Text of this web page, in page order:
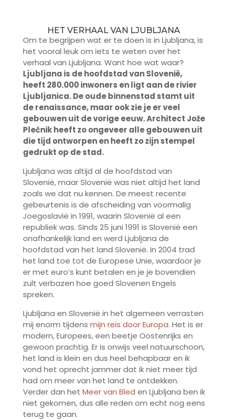
HET VERHAAL VAN LJUBLJANA
Om te begrijpen wat er te doen is in Ljubljana, is
het vooral leuk om iets te weten over het
verhaal van Ljubljana. Want hoe wat waar?
Ljubljana is de hoofdstad van Slovenië,
heeft 280.000 inwoners en ligt aan de rivier
Ljubljanica. De oude binnenstad stamt uit
de renaissance, maar ook zie je er veel
gebouwen uit de vorige eeuw. Architect Jože
Plečnik heeft zo ongeveer alle gebouwen uit
die tijd ontworpen en heeft zo zijn stempel
gedrukt op de stad.
Ljubljana was altijd al de hoofdstad van
Slovenië, maar Slovenië was niet altijd het land
zoals we dat nu kennen. De meest recente
gebeurtenis is de afscheiding van voormalig
Joegoslavië in 1991, waarin Slovenië al een
republiek was. Sinds 25 juni 1991 is Slovenië een
onafhankelijk land en werd Ljubljana de
hoofdstad van het land Slovenië. In 2004 trad
het land toe tot de Europese Unie, waardoor je
er met euro’s kunt betalen en je je bovendien
zult verbazen hoe goed Slovenen Engels
spreken.
Ljubljana en Slovenië in het algemeen verrasten
mij enorm tijdens mijn reis door Europa. Het is er
modern, Europees, een beetje Oostenrijks en
gewoon prachtig. Er is onwijs veel natuurschoon,
het land is klein en dus heel behapbaar en ik
vond het oprecht jammer dat ik niet meer tijd
had om meer van het land te ontdekken.
Verder dan het Meer van Bled en Ljubljana ben ik
niet gekomen, dus alle reden om echt nog eens
terug te gaan.